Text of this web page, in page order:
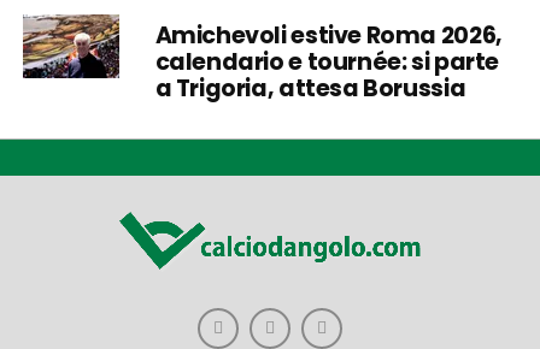
Amichevoli estive Roma 2026,
calendario e tournée: si parte
a Trigoria, attesa Borussia